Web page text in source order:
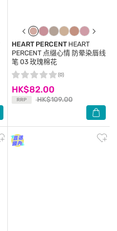
HEART PERCENT HEART
PERCENT 点缀心情 防晕染唇线
笔 03 玫瑰棉花
HK$82.00
RRP HK$109.00
(0)